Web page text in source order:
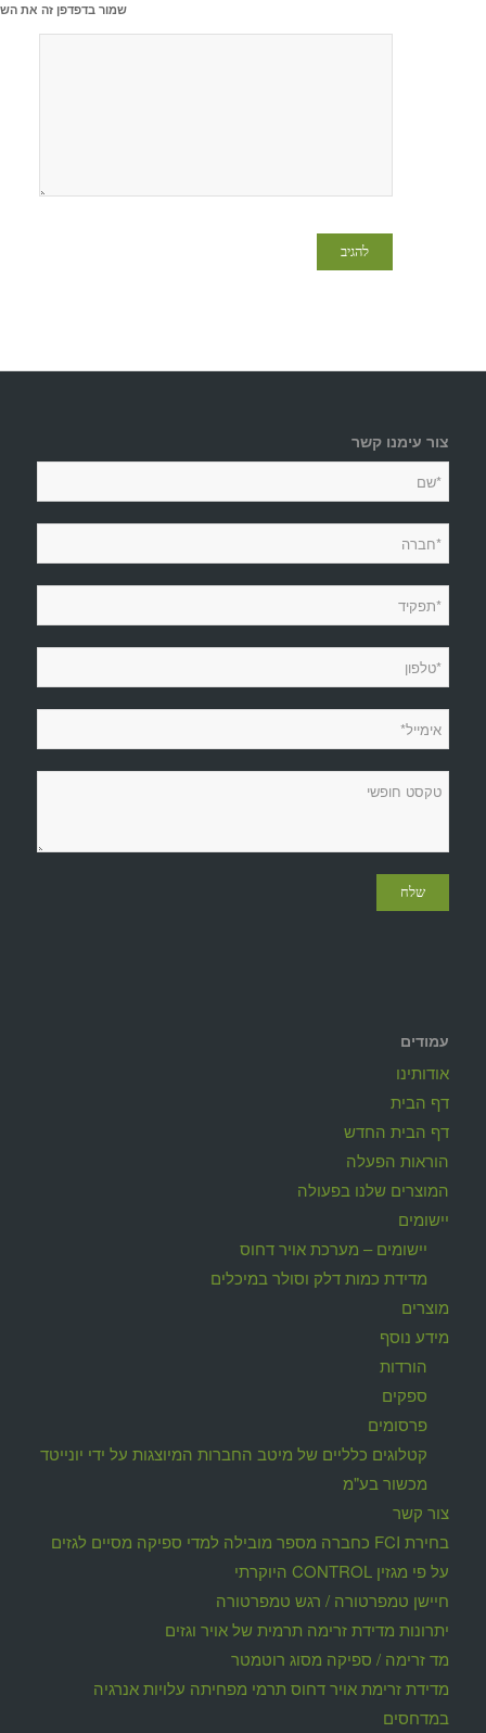
שמור בדפדפן זה את
צור עימנו קשר
עמודים
אודותינו
דף הבית
דף הבית החדש
הוראות הפעלה
המוצרים שלנו בפעולה
יישומים
יישומים – מערכת אויר דחוס
מדידת כמות דלק וסולר במיכלים
מוצרים
מידע נוסף
הורדות
ספקים
פרסומים
קטלוגים כלליים של מיטב החברות המיוצגות על ידי יונייטד
מכשור בע"מ
צור קשר
בחירת FCI כחברה מספר מובילה למדי ספיקה מסיים לגזים
על פי מגזין CONTROL היוקרתי
חיישן טמפרטורה / רגש טמפרטורה
יתרונות מדידת זרימה תרמית של אויר וגזים
מד זרימה / ספיקה מסוג רוטמטר
מדידת זרימת אויר דחוס תרמי מפחיתה עלויות אנרגיה
במדחסים